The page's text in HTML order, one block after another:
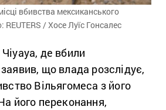
вбивства мексиканського
/ Хосе Луїс Гонсалес
де вбили
що влада розслідує,
Вільягомеса з його
його переконання,